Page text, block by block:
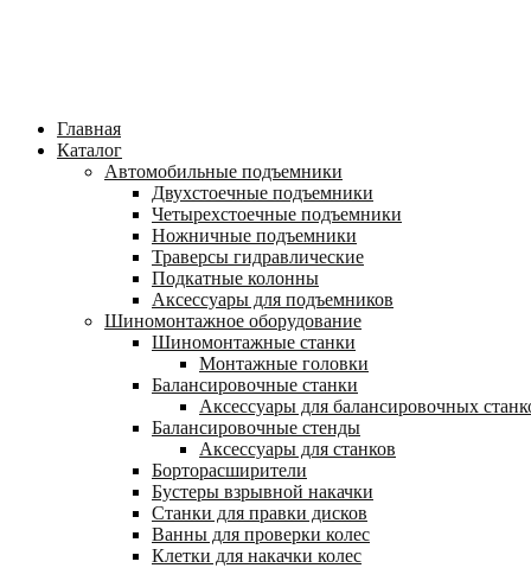
Главная
Каталог
Автомобильные подъемники
Двухстоечные подъемники
Четырехстоечные подъемники
Ножничные подъемники
Траверсы гидравлические
Подкатные колонны
Аксессуары для подъемников
Шиномонтажное оборудование
Шиномонтажные станки
Монтажные головки
Балансировочные станки
Аксессуары для балансировочных
Балансировочные стенды
Аксессуары для станков
Борторасширители
Бустеры взрывной накачки
Станки для правки дисков
Ванны для проверки колес
Клетки для накачки колес